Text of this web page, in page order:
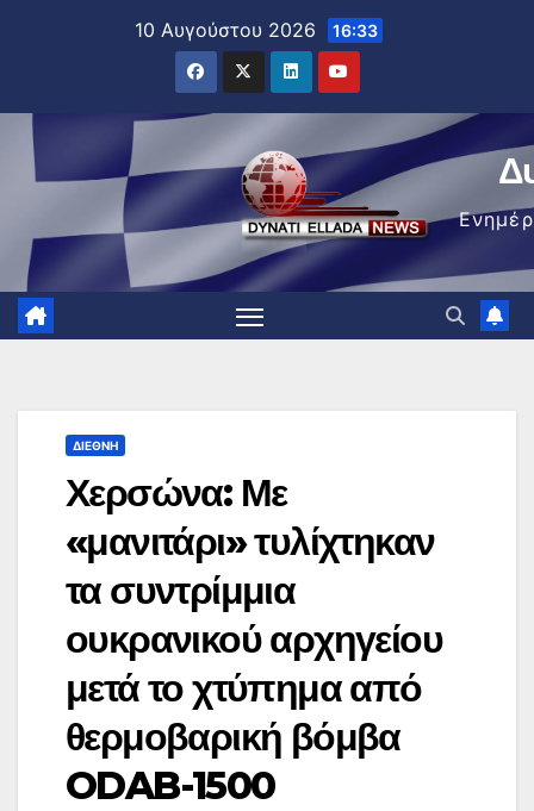
10 Αυγούστου 2026 16:33
ΔΙΕΘΝΉ
Χερσώνα: Με
«μανιτάρι» τυλίχτηκαν
τα συντρίμμια
ουκρανικού αρχηγείου
μετά το χτύπημα από
θερμοβαρική βόμβα
ODAB-1500